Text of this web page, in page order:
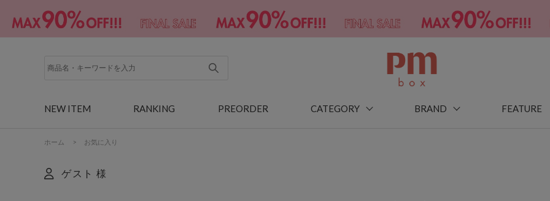
NEW ITEM RANKING PREORDER CATEGORY BRAND FEATURE
ホーム > お気に入り
ゲスト 様